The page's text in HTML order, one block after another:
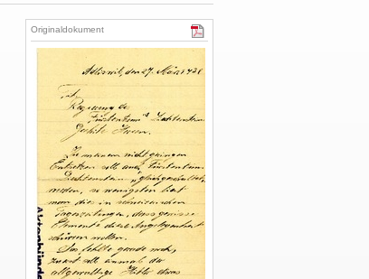
Originaldokument